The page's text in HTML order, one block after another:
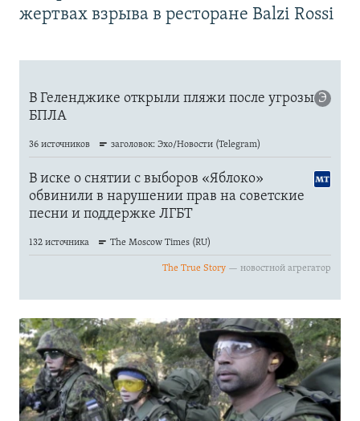
жертвах взрыва в ресторане Balzi Rossi